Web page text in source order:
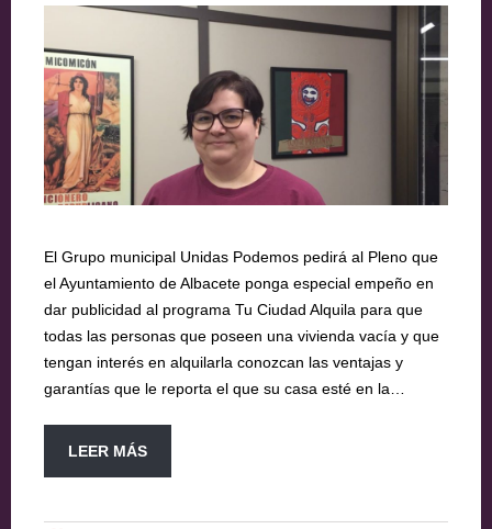
El Grupo municipal Unidas Podemos pedirá al Pleno que
el Ayuntamiento de Albacete ponga especial empeño en
dar publicidad al programa Tu Ciudad Alquila para que
todas las personas que poseen una vivienda vacía y que
tengan interés en alquilarla conozcan las ventajas y
garantías que le reporta el que su casa esté en la…
LEER MÁS